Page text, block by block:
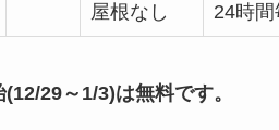
屋根なし 24時
29～1/3)は無料です。